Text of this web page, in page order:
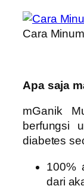
Cara
Apa saja
mGanik
berfungsi
diabetes
100%
dari